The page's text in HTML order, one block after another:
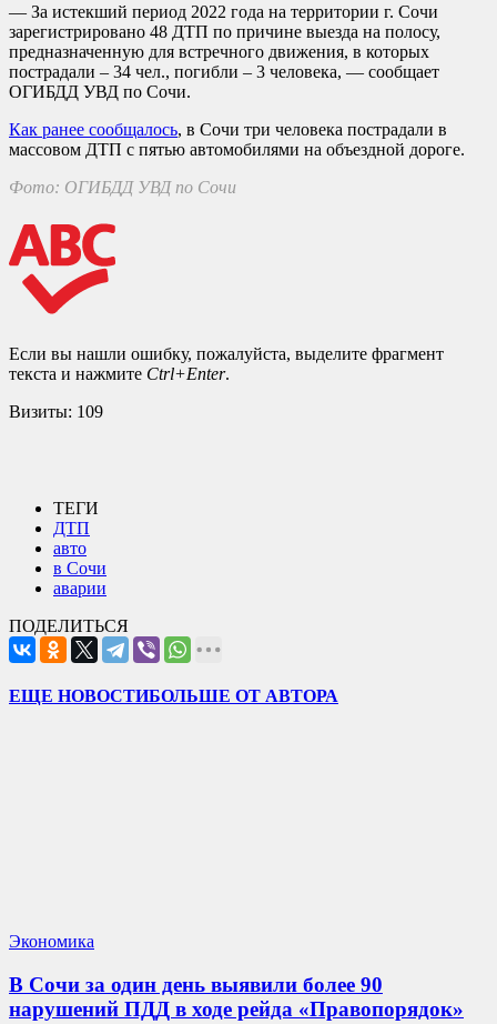
— За истекший период 2022 года на территории г. Сочи
зарегистрировано 48 ДТП по причине выезда на полосу,
предназначенную для встречного движения, в которых
пострадали – 34 чел., погибли – 3 человека, — сообщает
ОГИБДД УВД по Сочи.
Как ранее сообщалось, в Сочи три человека пострадали в
массовом ДТП с пятью автомобилями на объездной дороге.
Фото: ОГИБДД УВД по Сочи
Если вы нашли ошибку, пожалуйста, выделите фрагмент
текста и нажмите Ctrl+Enter.
Визиты: 109
ТЕГИ
ДТП
авто
в Сочи
аварии
ПОДЕЛИТЬСЯ
ЕЩЕ НОВОСТИБОЛЬШЕ ОТ АВТОРА
Экономика
В Сочи за один день выявили более 90
нарушений ПДД в ходе рейда «Правопорядок»